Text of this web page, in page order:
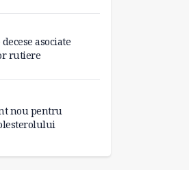
asociate
rutiere
nou pentru